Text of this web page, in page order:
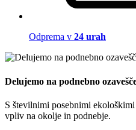
Odprema v 24 urah
Delujemo na podnebno
S številnimi posebnimi
vpliv na okolje in podnebje.